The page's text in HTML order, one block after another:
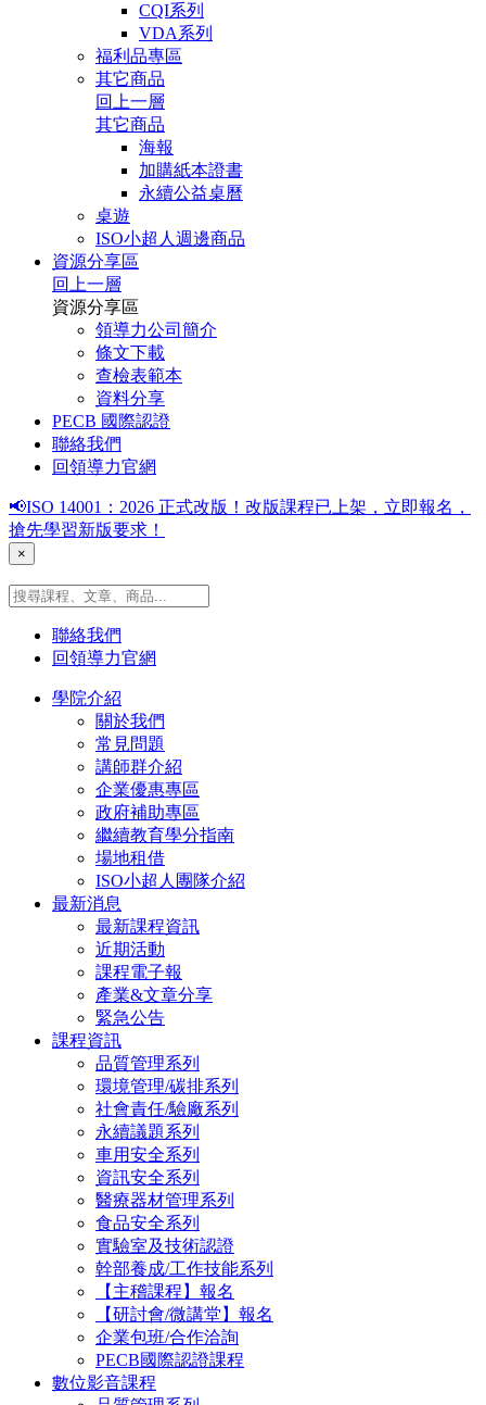
CQI系列
VDA系列
福利品專區
其它商品
回上一層
其它商品
海報
加購紙本證書
永續公益桌曆
桌遊
ISO小超人週邊商品
資源分享區
回上一層
資源分享區
領導力公司簡介
條文下載
查檢表範本
資料分享
PECB 國際認證
聯絡我們
回領導力官網
📢ISO 14001：2026 正式改版！改版課程已上架，立即報名，
搶先學習新版要求！
×
聯絡我們
回領導力官網
學院介紹
關於我們
常見問題
講師群介紹
企業優惠專區
政府補助專區
繼續教育學分指南
場地租借
ISO小超人團隊介紹
最新消息
最新課程資訊
近期活動
課程電子報
產業&文章分享
緊急公告
課程資訊
品質管理系列
環境管理/碳排系列
社會責任/驗廠系列
永續議題系列
車用安全系列
資訊安全系列
醫療器材管理系列
食品安全系列
實驗室及技術認證
幹部養成/工作技能系列
【主稽課程】報名
【研討會/微講堂】報名
企業包班/合作洽詢
PECB國際認證課程
數位影音課程